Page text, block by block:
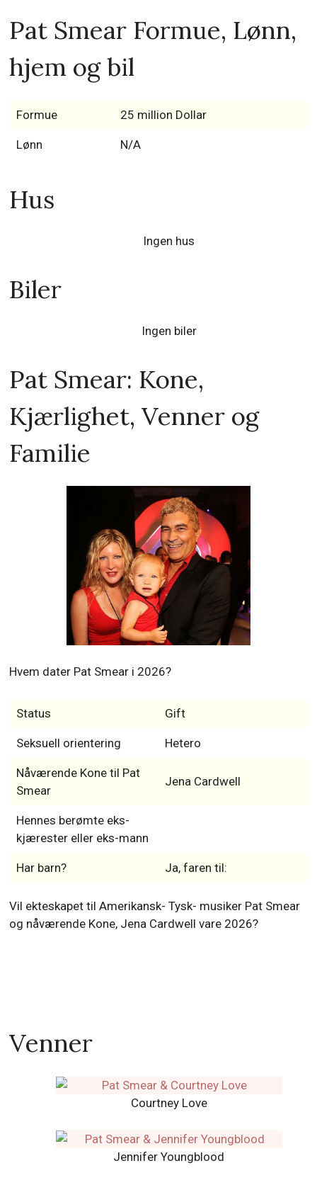
Pat Smear Formue, Lønn,
hjem og bil
Formue 25 million Dollar
Lønn N/A
Hus
Ingen hus
Biler
Ingen biler
Pat Smear: Kone,
Kjærlighet, Venner og
Familie
Hvem dater Pat Smear i 2026?
Status Gift
Seksuell orientering Hetero
Nåværende Kone til Pat
Smear
Jena Cardwell
Hennes berømte eks-
kjærester eller eks-mann
Har barn? Ja, faren til:
Vil ekteskapet til Amerikansk- Tysk- musiker Pat Smear
og nåværende Kone, Jena Cardwell vare 2026?
Venner
Courtney Love
Jennifer Youngblood